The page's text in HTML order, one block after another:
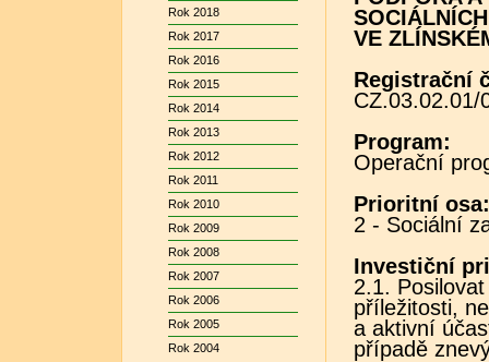
Rok 2018
Rok 2017
Rok 2016
Rok 2015
Rok 2014
Rok 2013
Rok 2012
Rok 2011
Rok 2010
Rok 2009
Rok 2008
Rok 2007
Rok 2006
Rok 2005
Rok 2004
VE
Registrační
CZ.03.02.01/
Program:
Operační
Prioritní osa:
2 - Sociální
Investiční
2.1.
příležitosti,
a aktivní
případě